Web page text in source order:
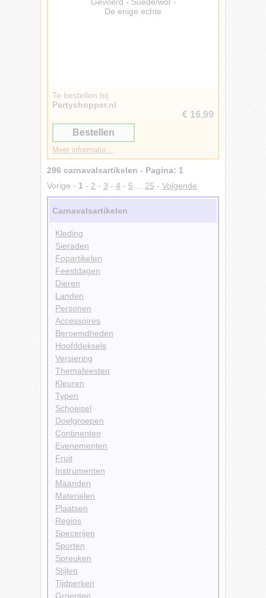
Te bestellen bij:
Partyshopper.nl
€ 16,99
Bestellen
Meer informatie...
296 carnavalsartikelen - Pagina: 1
Vorige - 1 - 2 - 3 - 4 - 5 25 - Volgende
Carnavalsartikelen
Kleding
Sieraden
Fopartikelen
Feestdagen
Dieren
Landen
Personen
Accessoires
Beroemdheden
Hoofddeksels
Versiering
Themafeesten
Kleuren
Typen
Schoeisel
Doelgroepen
Continenten
Evenementen
Fruit
Instrumenten
Maanden
Materialen
Plaatsen
Regios
Specerijen
Sporten
Spreuken
Stijlen
Tijdperken
Groenten